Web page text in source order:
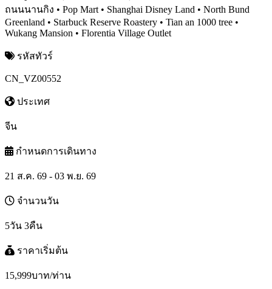
ถนนนานกิง • Pop Mart • Shanghai Disney Land • North Bund
Greenland • Starbuck Reserve Roastery • Tian an 1000 tree •
Wukang Mansion • Florentia Village Outlet
รหัสทัวร์
CN_VZ00552
ประเทศ
จีน
กำหนดการเดินทาง
21 ส.ค. 69 - 03 พ.ย. 69
จำนวนวัน
5วัน 3คืน
ราคาเริ่มต้น
15,999บาท/ท่าน